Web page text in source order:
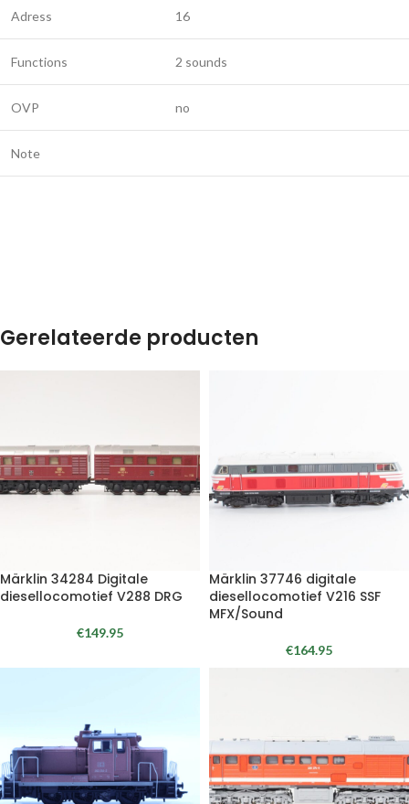
Adress 16
Functions 2 sounds
OVP no
Note
Gerelateerde producten
Märklin 34284 Digitale
diesellocomotief V288 DRG
€149.95
Märklin 37746 digitale
diesellocomotief V216 SSF
MFX/Sound
€164.95